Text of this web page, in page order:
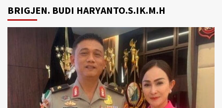
BRIGJEN. BUDI HARYANTO.S.IK.M.H